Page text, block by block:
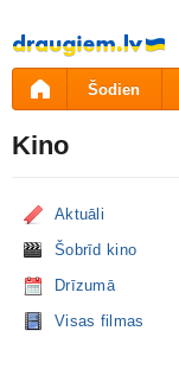
Pāriet
uz
saturu
Šodien
Kino
Aktuāli
Šobrīd kino
Drīzumā
Visas filmas